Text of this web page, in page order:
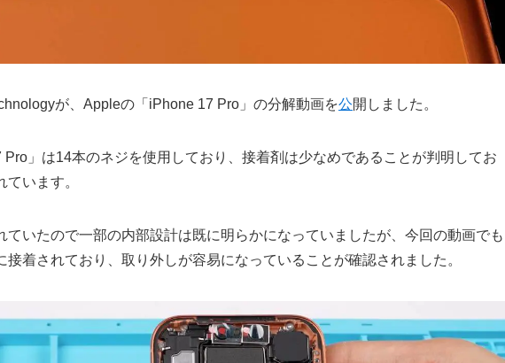
が、Appleの「iPhone 17 Pro」の分解動画を公開しました。
」は14本のネジを使用しており、接着剤は少なめであることが判明してお
います。
ていたので一部の内部設計は既に明らかになっていましたが、今回の動画でも
着されており、取り外しが容易になっていることが確認されました。